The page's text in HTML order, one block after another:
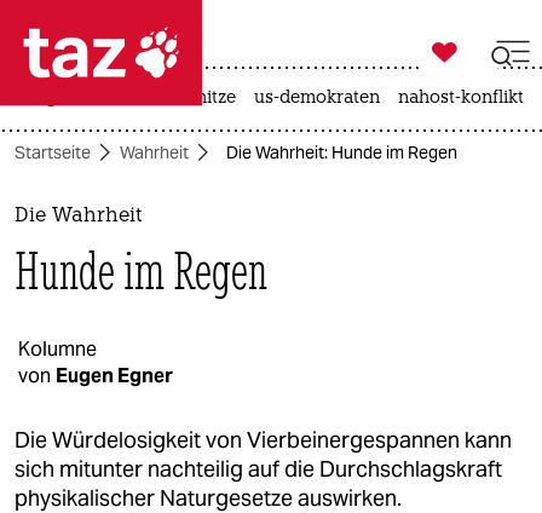
 taz zahl ich
taz zahl ich
themen
politik
gesellschaft
kultur
sport

taz zahl ich
hitze us-demokraten nahost-konflikt
Startseite Wahrheit Die Wahrheit: Hunde im Regen
Die Wahrheit
Hunde im Regen
Kolumne
von Eugen Egner
Die Würdelosigkeit von Vierbeinergespannen kann
sich mitunter nachteilig auf die Durchschlagskraft
physikalischer Naturgesetze auswirken.